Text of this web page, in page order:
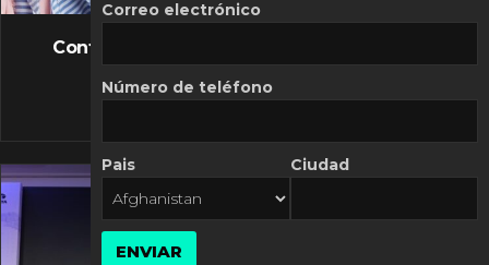
FLASH NEWS
Controversia de Mercado Libre por costos
10 MARZO, 2026
Correo electrónico
Número de teléfono
Pais Ciudad
ENVIAR